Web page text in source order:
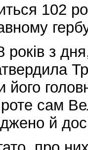
102
років з
його
сам
й